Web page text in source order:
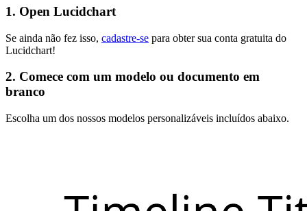
1. Open Lucidchart
Se ainda não fez isso, cadastre-se para obter sua conta gratuita do
Lucidchart!
2. Comece com um modelo ou documento em
branco
Escolha um dos nossos modelos personalizáveis incluídos abaixo.